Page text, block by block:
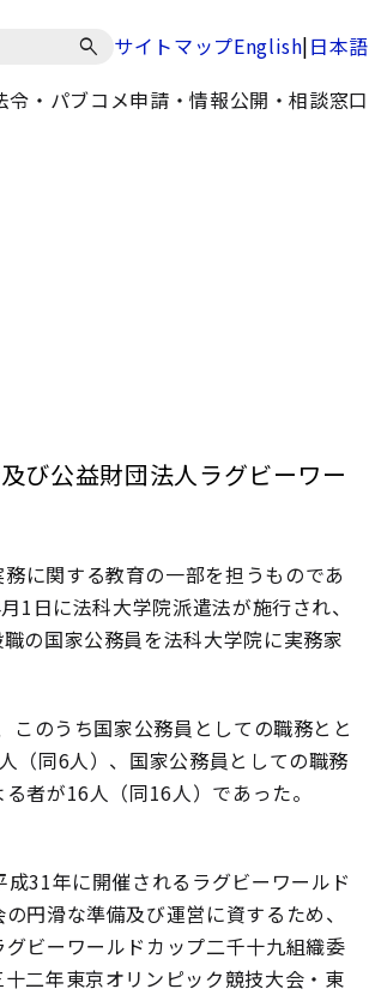
サイトマップEnglish|日本語
令・パブコメ申請・情報公開・相談窓口
び公益財団法人ラグビーワー
に関する教育の一部を担うものであ
1日に法科大学院派遣法が施行され、
の国家公務員を法科大学院に実務家
のうち国家公務員としての職務とと
（同6人）、国家公務員としての職務
者が16人（同16人）であった。
31年に開催されるラグビーワールド
円滑な準備及び運営に資するため、
ビーワールドカップ二千十九組織委
二年東京オリンピック競技大会・東